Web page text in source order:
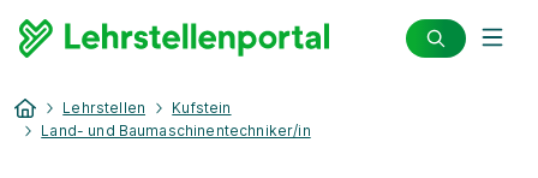
Lehrstellen
Kufstein
Land- und Baumaschinentechniker/in